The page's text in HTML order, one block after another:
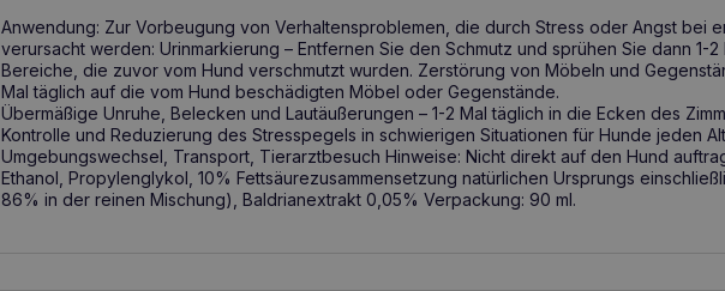
Anwendung: Zur Vorbeugung von Verhaltensproblemen, die durch Stress oder Angst bei
verursacht werden: Urinmarkierung – Entfernen Sie den Schmutz und sprühen Sie dann 1-
Bereiche, die zuvor vom Hund verschmutzt wurden. Zerstörung von Möbeln und
Mal täglich auf die vom Hund beschädigten Möbel oder Gegenstände.
Übermäßige Unruhe, Belecken und Lautäußerungen – 1-2 Mal täglich in die Ecken des
Kontrolle und Reduzierung des Stresspegels in schwierigen Situationen für Hunde jeden
Umgebungswechsel, Transport, Tierarztbesuch Hinweise: Nicht direkt auf den Hund
Ethanol, Propylenglykol, 10% Fettsäurezusammensetzung natürlichen Ursprungs
86% in der reinen Mischung), Baldrianextrakt 0,05% Verpackung: 90 ml.